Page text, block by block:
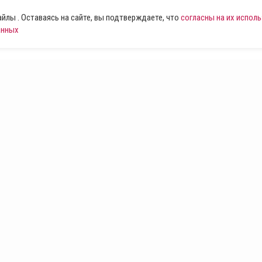
. Оставаясь на сайте, вы подтверждаете, что согласны на их